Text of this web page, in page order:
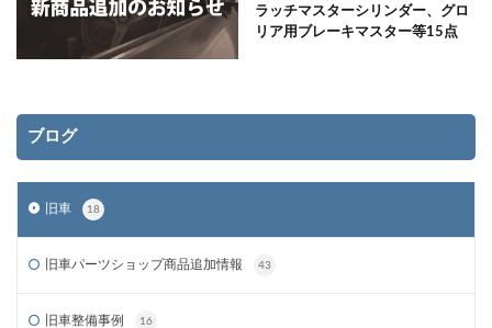
ラッチマスターシリンダー、グロ
リア用ブレーキマスター等15点
ブログ
旧車 18
旧車パーツショップ商品追加情報 43
旧車整備事例 16